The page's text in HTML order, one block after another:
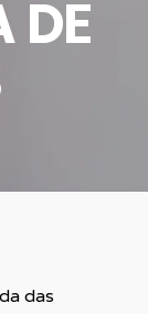
DE
das